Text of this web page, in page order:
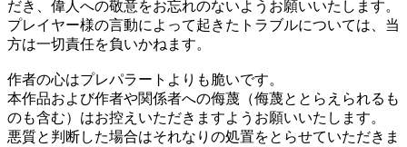
だき、偉人への敬意をお忘れのないようお願いいたします。
プレイヤー様の言動によって起きたトラブルについては、当
方は一切責任を負いかねます。
作者の心はプレパラートよりも脆いです。
本作品および作者や関係者への侮蔑（侮蔑ととらえられるも
のも含む）はお控えいただきますようお願いいたします。
悪質と判断した場合はそれなりの処置をとらせていただきま